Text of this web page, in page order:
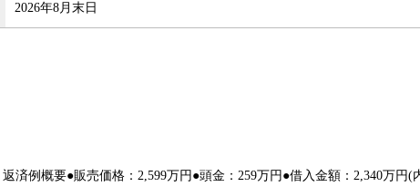
2026年8月末日
済例概要●販売価格：2,599万円●頭金：259万円●借入金額：2,340万円